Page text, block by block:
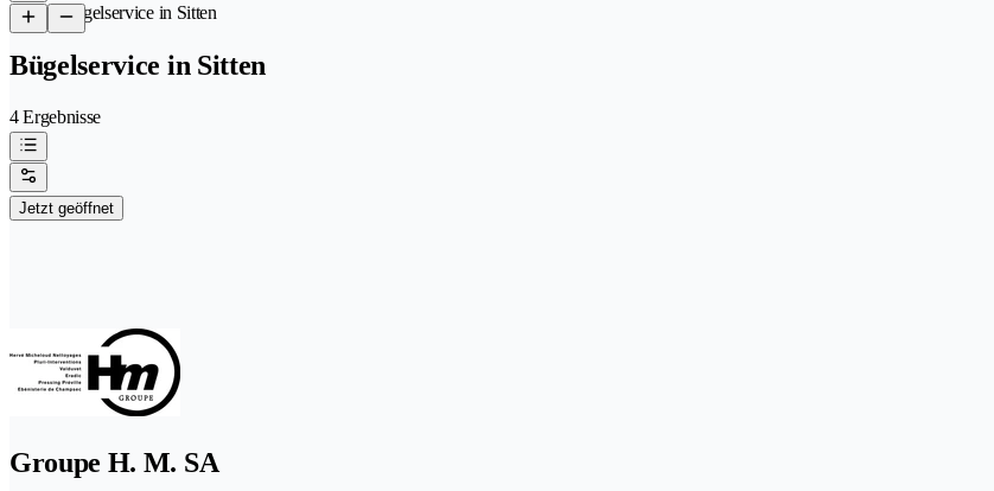
/Bügelservice in Sitten
Bügelservice in Sitten
4 Ergebnisse
Jetzt geöffnet
Groupe H. M. SA